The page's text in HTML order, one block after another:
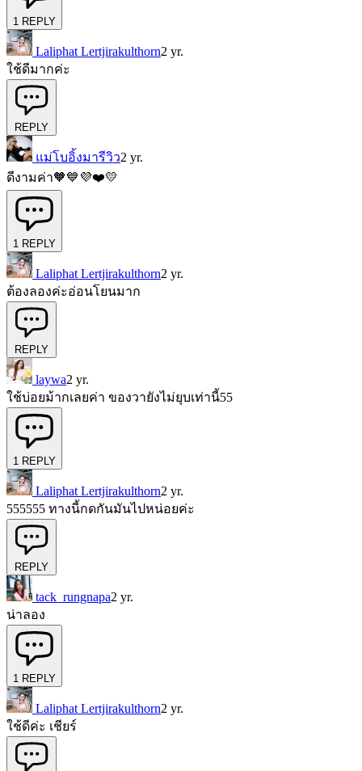
1 REPLY
Laliphat Lertjirakulthorn2 yr.
ใช้ดีมากค่ะ
REPLY
แม่โบอิ้งมารีวิว2 yr.
ดีงามค่า🧡💙💜❤️💛
1 REPLY
Laliphat Lertjirakulthorn2 yr.
ต้องลองค่ะอ่อนโยนมาก
REPLY
laywa2 yr.
ใช้บ่อยม้ากเลยค่า ของวายังไม่ยุบเท่านี้55
1 REPLY
Laliphat Lertjirakulthorn2 yr.
555555 ทางนี้กดกันมันไปหน่อยค่ะ
REPLY
tack_rungnapa2 yr.
น่าลอง
1 REPLY
Laliphat Lertjirakulthorn2 yr.
ใช้ดีค่ะ เชียร์